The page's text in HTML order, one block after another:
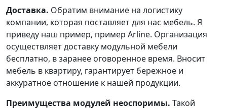
Доставка. Обратим внимание на логистику
компании, которая поставляет для нас мебель. Я
приведу наш пример, пример Arline. Организация
осуществляет доставку модульной мебели
бесплатно, в заранее оговоренное время. Вносит
мебель в квартиру, гарантирует бережное и
аккуратное отношение к нашей продукции.
Преимущества модулей неоспоримы. Такой